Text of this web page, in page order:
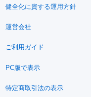
健全化に資する運用方針
運営会社
ご利用ガイド
PC版で表示
特定商取引法の表示